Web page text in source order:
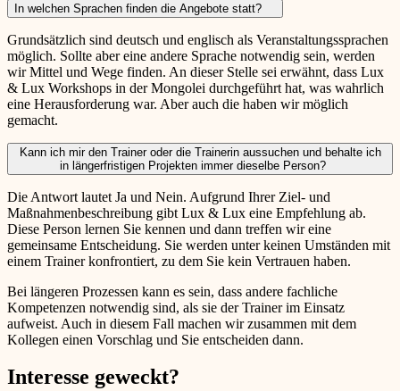
In welchen Sprachen finden die Angebote statt?
Grundsätzlich sind deutsch und englisch als Veranstaltungssprachen
möglich. Sollte aber eine andere Sprache notwendig sein, werden
wir Mittel und Wege finden. An dieser Stelle sei erwähnt, dass Lux
& Lux Workshops in der Mongolei durchgeführt hat, was wahrlich
eine Herausforderung war. Aber auch die haben wir möglich
gemacht.
Kann ich mir den Trainer oder die Trainerin aussuchen und behalte ich
in längerfristigen Projekten immer dieselbe Person?
Die Antwort lautet Ja und Nein. Aufgrund Ihrer Ziel- und
Maßnahmenbeschreibung gibt Lux & Lux eine Empfehlung ab.
Diese Person lernen Sie kennen und dann treffen wir eine
gemeinsame Entscheidung. Sie werden unter keinen Umständen mit
einem Trainer konfrontiert, zu dem Sie kein Vertrauen haben.
Bei längeren Prozessen kann es sein, dass andere fachliche
Kompetenzen notwendig sind, als sie der Trainer im Einsatz
aufweist. Auch in diesem Fall machen wir zusammen mit dem
Kollegen einen Vorschlag und Sie entscheiden dann.
Interesse geweckt?